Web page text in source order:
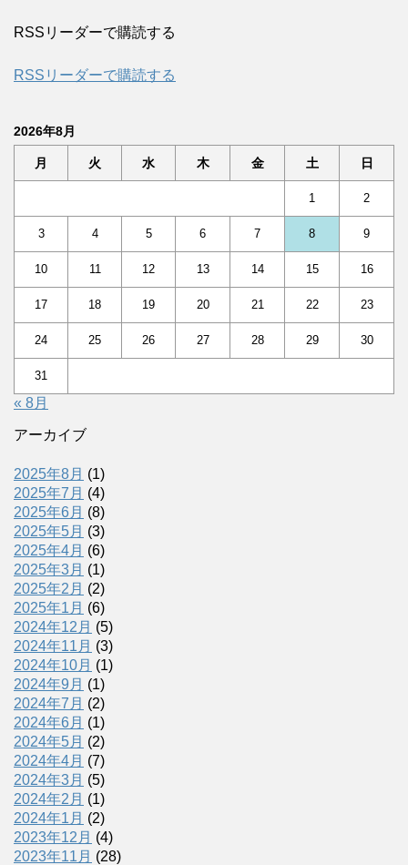
RSSリーダーで購読する
RSSリーダーで購読する
2026年8月
月 火 水 木 金 土 日
1 2
3 4 5 6 7 8 9
10 11 12 13 14 15 16
17 18 19 20 21 22 23
24 25 26 27 28 29 30
31
« 8月
アーカイブ
2025年8月 (1)
2025年7月 (4)
2025年6月 (8)
2025年5月 (3)
2025年4月 (6)
2025年3月 (1)
2025年2月 (2)
2025年1月 (6)
2024年12月 (5)
2024年11月 (3)
2024年10月 (1)
2024年9月 (1)
2024年7月 (2)
2024年6月 (1)
2024年5月 (2)
2024年4月 (7)
2024年3月 (5)
2024年2月 (1)
2024年1月 (2)
2023年12月 (4)
2023年11月 (28)